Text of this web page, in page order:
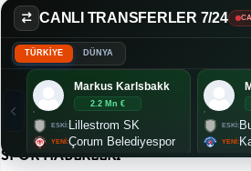
CANLI TRANSFERLER 7/24
TÜRKİYE DÜNYA
Markus Karlsbakk
2.2 Mn €
Lillestrom SK
Çorum Belediyespor
SPOR HABERLERİ